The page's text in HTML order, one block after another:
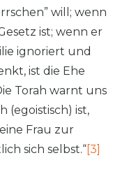
will; wenn
ist; wenn er
ignoriert und
ist die Ehe
Torah warnt uns
(egoistisch) ist,
Frau zur
sich selbst.“[3]